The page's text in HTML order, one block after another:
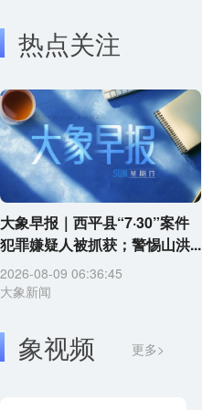
热点关注
大象早报｜西平县“7·30”案件
犯罪嫌疑人被抓获；警惕山洪...
2026-08-09 06:36:45
大象新闻
象视频 更多>